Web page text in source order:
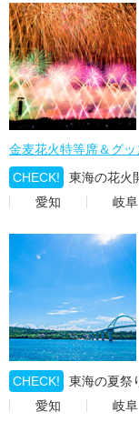
金麦花火特等席＆グ
CHECK!
東海の花火
愛知
岐阜
CHECK!
東海の夏祭
愛知
岐阜